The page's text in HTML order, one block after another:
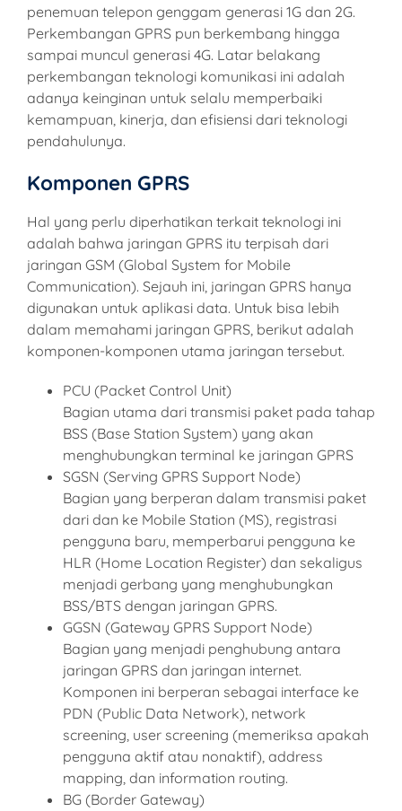
penemuan telepon genggam generasi 1G dan 2G.
Perkembangan GPRS pun berkembang hingga
sampai muncul generasi 4G. Latar belakang
perkembangan teknologi komunikasi ini adalah
adanya keinginan untuk selalu memperbaiki
kemampuan, kinerja, dan efisiensi dari teknologi
pendahulunya.
Komponen GPRS
Hal yang perlu diperhatikan terkait teknologi ini
adalah bahwa jaringan GPRS itu terpisah dari
jaringan GSM (Global System for Mobile
Communication). Sejauh ini, jaringan GPRS hanya
digunakan untuk aplikasi data. Untuk bisa lebih
dalam memahami jaringan GPRS, berikut adalah
komponen-komponen utama jaringan tersebut.
PCU (Packet Control Unit)
Bagian utama dari transmisi paket pada tahap
BSS (Base Station System) yang akan
menghubungkan terminal ke jaringan GPRS
SGSN (Serving GPRS Support Node)
Bagian yang berperan dalam transmisi paket
dari dan ke Mobile Station (MS), registrasi
pengguna baru, memperbarui pengguna ke
HLR (Home Location Register) dan sekaligus
menjadi gerbang yang menghubungkan
BSS/BTS dengan jaringan GPRS.
GGSN (Gateway GPRS Support Node)
Bagian yang menjadi penghubung antara
jaringan GPRS dan jaringan internet.
Komponen ini berperan sebagai interface ke
PDN (Public Data Network), network
screening, user screening (memeriksa apakah
pengguna aktif atau nonaktif), address
mapping, dan information routing.
BG (Border Gateway)